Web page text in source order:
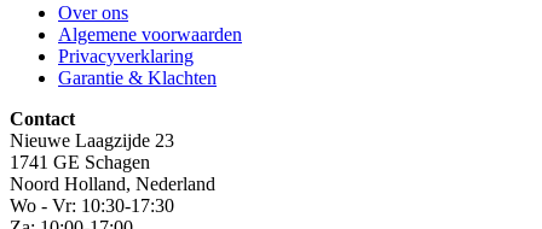
Over ons
Algemene voorwaarden
Privacyverklaring
Garantie & Klachten
Contact
Nieuwe Laagzijde 23
1741 GE Schagen
Noord Holland, Nederland
Wo - Vr: 10:30-17:30